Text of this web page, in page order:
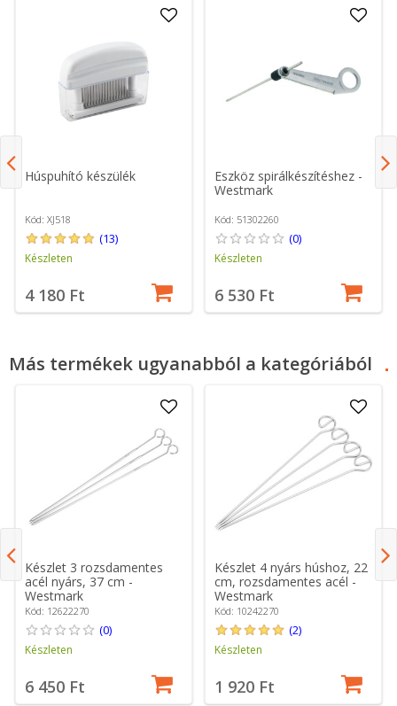
Húspuhító készülék
Kód: XJ518
(13)
Készleten
4 180 Ft
Eszköz spirálkészítéshez -
Westmark
Kód: 51302260
(0)
Készleten
6 530 Ft
Más termékek ugyanabból a kategóriából
Készlet 3 rozsdamentes
acél nyárs, 37 cm -
Westmark
Kód: 12622270
(0)
Készleten
6 450 Ft
Készlet 4 nyárs húshoz, 22
cm, rozsdamentes acél -
Westmark
Kód: 10242270
(2)
Készleten
1 920 Ft